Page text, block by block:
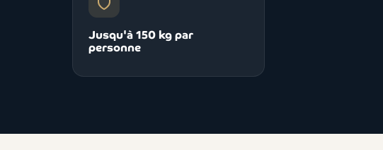
Jusqu'à 150 kg par
personne